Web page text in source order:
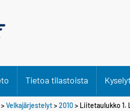
Tietoa tilastoista
>Velkajärjestelyt>2010 > Liitetaulukko 1.